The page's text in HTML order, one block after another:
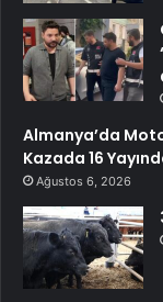
Almanya’da
Kazada 16
Ağustos 6, 2026